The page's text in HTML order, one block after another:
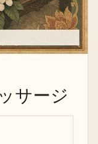
サージ